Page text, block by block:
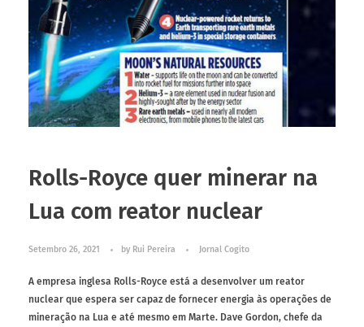
Rolls-Royce quer minerar na
Lua com reator nuclear
Setembro 26, 2021 by Rui Pereira Jornal Cogito
A empresa inglesa Rolls-Royce está a desenvolver um reator
nuclear que espera ser capaz de fornecer energia às operações de
mineração na Lua e até mesmo em Marte. Dave Gordon, chefe da